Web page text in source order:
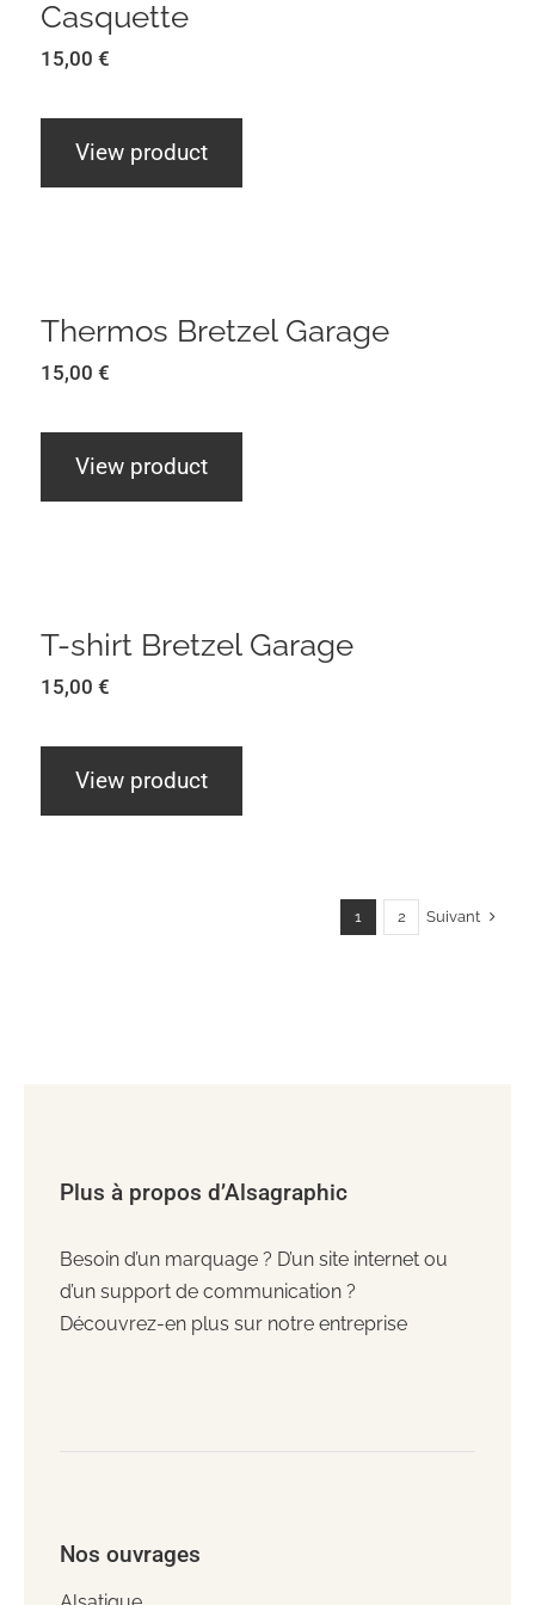
Casquette
15,00€
View product
Thermos Bretzel Garage
15,00€
View product
T-shirt Bretzel Garage
15,00€
View product
1 2 Suivant
Plus à propos d’Alsagraphic
Besoin d’un marquage ? D’un site internet ou
d’un support de communication ?
Découvrez-en plus sur notre entreprise
Nos ouvrages